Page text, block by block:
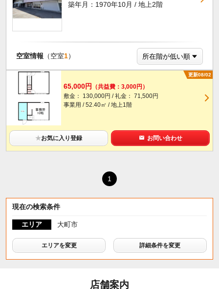
築年月：1970年10月 / 地上2階
空室情報 （空室1）
更新08/02
65,000円 （共益費：3,000円）
敷金： 130,000円 / 礼金： 71,500円
事業用 / 52.40㎡ / 地上1階
★お気に入り登録 お問い合わせ
1
現在の検索条件
エリア 大町市
エリアを変更 詳細条件を変更
店舗案内